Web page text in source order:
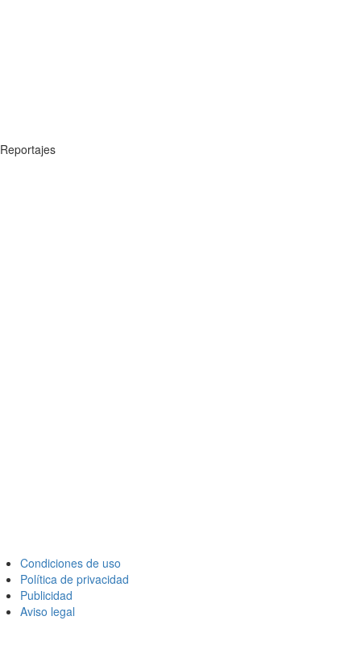
Reportajes
Condiciones de uso
Política de privacidad
Publicidad
Aviso legal